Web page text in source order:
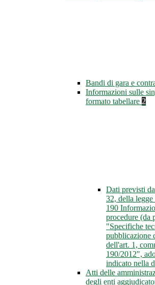
Bandi di gara e
Informazioni sulle
formato tabellare 2
Dati previsti
32, della
190
procedure (da
"Specifiche
pubblicazione
dell'art. 1,
190/2012",
indicato nella
Atti delle
degli enti